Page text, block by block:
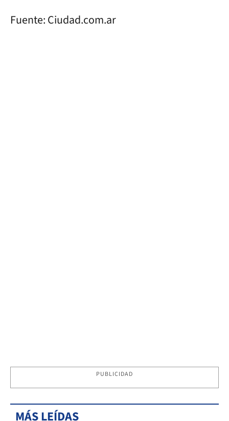
Fuente: Ciudad.com.ar
PUBLICIDAD
MÁS LEÍDAS